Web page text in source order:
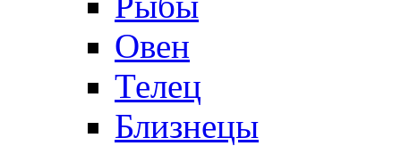
Овен
Телец
Близнецы